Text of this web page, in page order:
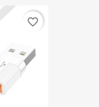
favorite_border